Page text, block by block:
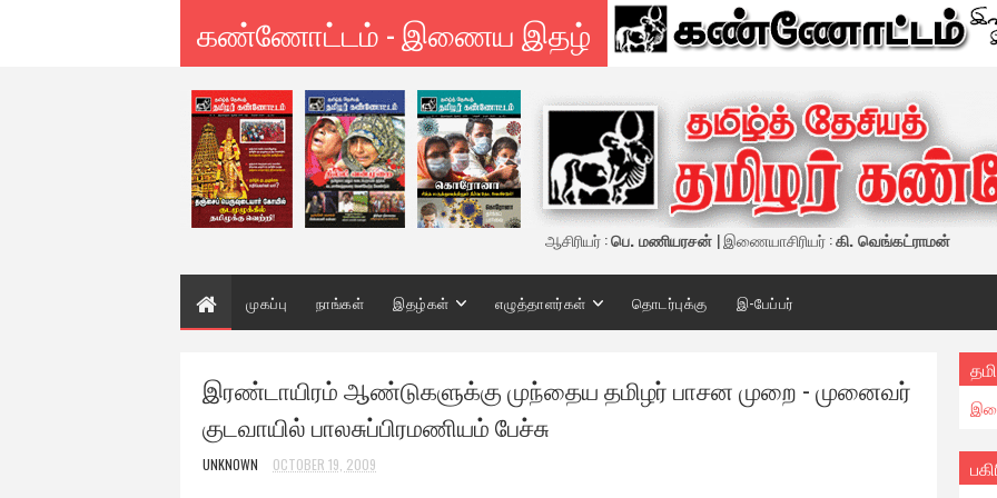
கண்ணோட்டம் - இணைய இதழ்
ஆசிரியர் :பெ. மணியரசன் | இணையாசிரியர் :கி. வெங்கட்ராமன்
முகப்பு நாங்கள் இதழ்கள் எழுத்தாளர்கள் தொடர்புக்கு இ-பேப்பர்
இரண்டாயிரம் ஆண்டுகளுக்கு முந்தைய தமிழர் பாசன முறை - முனைவர்
குடவாயில் பாலசுப்பிரமணியம் பேச்சு
UNKNOWN OCTOBER 19, 2009